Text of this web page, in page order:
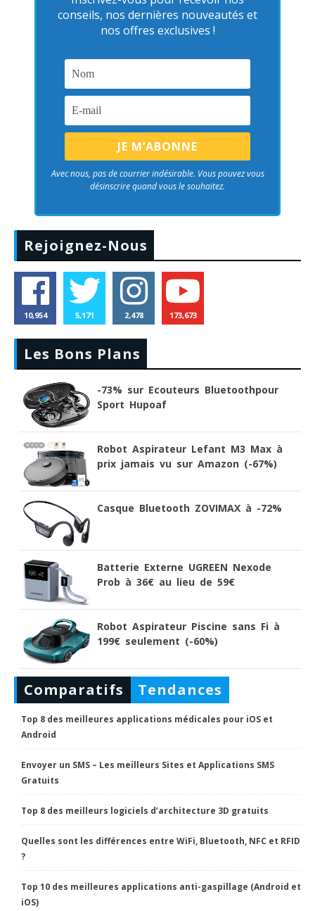
conseils, nos dernières nouveautés et
nos offres exclusives !
Avec nous, pas de courrier indésirable. Vous pouvez vous
désinscrire quand vous le souhaitez.
Rejoignez-Nous
10,954 5,171 2,478 173,673
Les Bons Plans
-73% sur Ecouteurs Bluetoothpour
Sport Hupoaf
Robot Aspirateur Lefant M3 Max à
prix jamais vu sur Amazon (-67%)
Casque Bluetooth ZOVIMAX à -72%
Batterie Externe UGREEN Nexode
Prob à 36€ au lieu de 59€
Robot Aspirateur Piscine sans Fi à
199€ seulement (-60%)
Comparatifs Tendances
Top 8 des meilleures applications médicales pour iOS et
Android
Envoyer un SMS – Les meilleurs Sites et Applications SMS
Gratuits
Top 8 des meilleurs logiciels d’architecture 3D gratuits
Quelles sont les différences entre WiFi, Bluetooth, NFC et RFID
?
Top 10 des meilleures applications anti-gaspillage (Android et
iOS)